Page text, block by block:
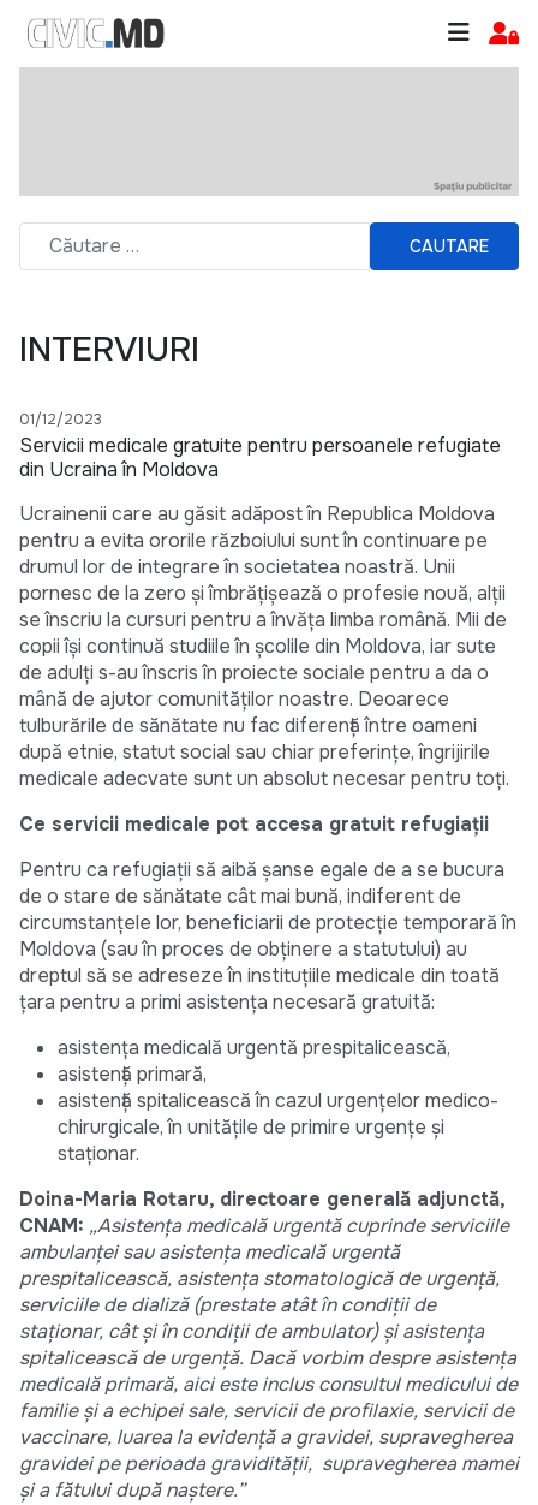
CAUTARE
INTERVIURI
01/12/2023
Servicii medicale gratuite pentru persoanele refugiate
din Ucraina în Moldova
Ucrainenii care au găsit adăpost în Republica Moldova
pentru a evita ororile războiului sunt în continuare pe
drumul lor de integrare în societatea noastră. Unii
pornesc de la zero și îmbrățișează o profesie nouă, alții
se înscriu la cursuri pentru a învăța limba română. Mii de
copii își continuă studiile în școlile din Moldova, iar sute
de adulți s-au înscris în proiecte sociale pentru a da o
mână de ajutor comunităților noastre. Deoarece
tulburările de sănătate nu fac diferență între oameni
după etnie, statut social sau chiar preferințe, îngrijirile
medicale adecvate sunt un absolut necesar pentru toți.
Ce servicii medicale pot accesa gratuit refugiații
Pentru ca refugiații să aibă șanse egale de a se bucura
de o stare de sănătate cât mai bună, indiferent de
circumstanțele lor, beneficiarii de protecție temporară în
Moldova (sau în proces de obținere a statutului) au
dreptul să se adreseze în instituțiile medicale din toată
țara pentru a primi asistența necesară gratuită:
asistența medicală urgentă prespitalicească,
asistență primară,
asistență spitalicească în cazul urgențelor medico-
chirurgicale, în unitățile de primire urgențe și
staționar.
Doina-Maria Rotaru, directoare generală adjunctă,
CNAM: „Asistența medicală urgentă cuprinde serviciile
ambulanței sau asistența medicală urgentă
prespitalicească, asistența stomatologică de urgență,
serviciile de dializă (prestate atât în condiții de
staționar, cât și în condiții de ambulator) și asistența
spitalicească de urgență. Dacă vorbim despre asistența
medicală primară, aici este inclus consultul medicului de
familie și a echipei sale, servicii de profilaxie, servicii de
vaccinare, luarea la evidență a gravidei, supravegherea
gravidei pe perioada gravidității, supravegherea mamei
și a fătului după naștere.”